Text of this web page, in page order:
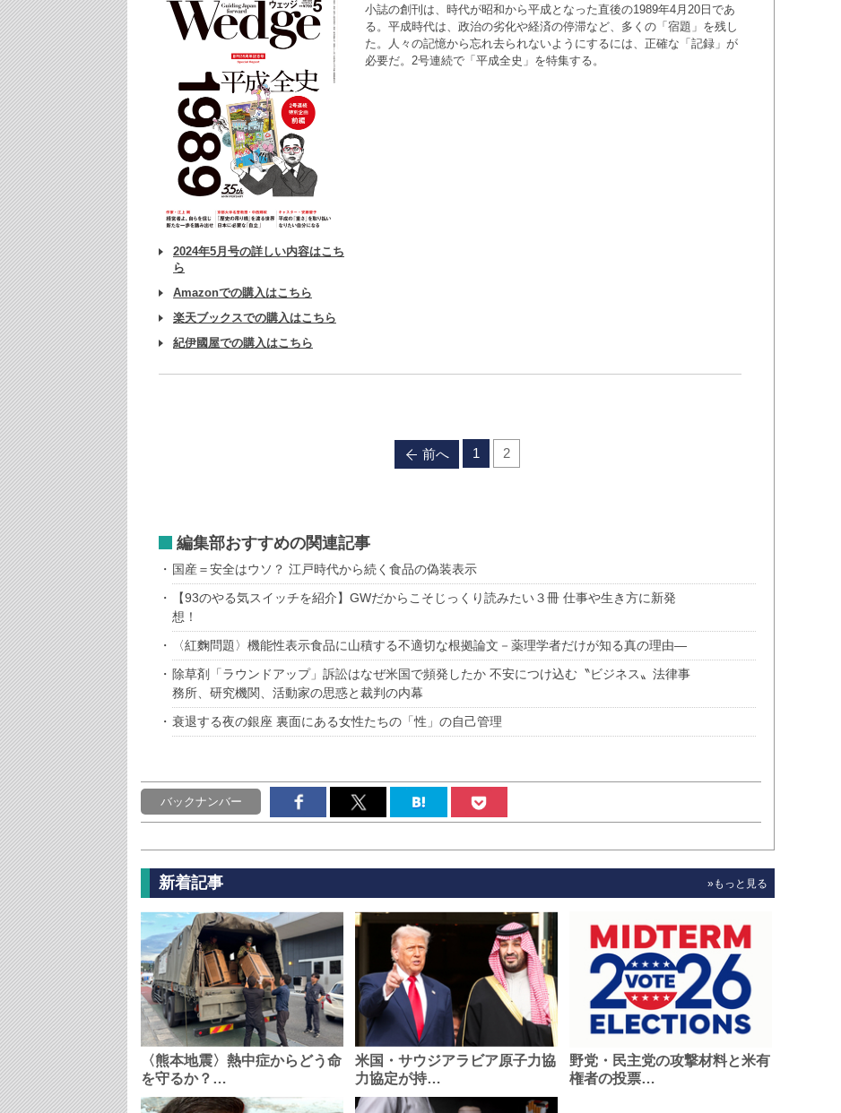
2024年5月号の詳しい内容はこち
ら
Amazonでの購入はこちら
楽天ブックスでの購入はこちら
紀伊國屋での購入はこちら
小誌の創刊は、時代が昭和から平成となった直後の1989年4月20日であ
る。平成時代は、政治の劣化や経済の停滞など、多くの「宿題」を残し
た。人々の記憶から忘れ去られないようにするには、正確な「記録」が
必要だ。2号連続で「平成全史」を特集する。
前へ 1 2
編集部おすすめの関連記事
国産＝安全はウソ？ 江戸時代から続く食品の偽装表示
【93のやる気スイッチを紹介】GWだからこそじっくり読みたい３冊 仕事や生き方に新発
想！
〈紅麴問題〉機能性表示食品に山積する不適切な根拠論文－薬理学者だけが知る真の理由―
除草剤「ラウンドアップ」訴訟はなぜ米国で頻発したか 不安につけ込む〝ビジネス〟法律事
務所、研究機関、活動家の思惑と裁判の内幕
衰退する夜の銀座 裏面にある女性たちの「性」の自己管理
バックナンバー
新着記事 »もっと見る
〈熊本地震〉熱中症からどう命
を守るか？…
米国・サウジアラビア原子力協
力協定が持…
野党・民主党の攻撃材料と米有
権者の投票…